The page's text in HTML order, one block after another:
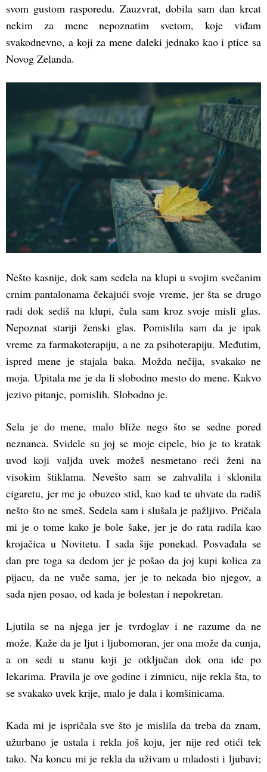
svom gustom rasporedu. Zauzvrat, dobila sam dan krcat
nekim za mene nepoznatim svetom, koje viđam
svakodnevno, a koji za mene daleki jednako kao i ptice sa
Novog Zelanda.
Nešto kasnije, dok sam sedela na klupi u svojim svečanim
crnim pantalonama čekajući svoje vreme, jer šta se drugo
radi dok sediš na klupi, čula sam kroz svoje misli glas.
Nepoznat stariji ženski glas. Pomislila sam da je ipak
vreme za farmakoterapiju, a ne za psihoterapiju. Međutim,
ispred mene je stajala baka. Možda nečija, svakako ne
moja. Upitala me je da li slobodno mesto do mene. Kakvo
jezivo pitanje, pomislih. Slobodno je.
Sela je do mene, malo bliže nego što se sedne pored
neznanca. Svidele su joj se moje cipele, bio je to kratak
uvod koji valjda uvek možeš nesmetano reći ženi na
visokim štiklama. Nevešto sam se zahvalila i sklonila
cigaretu, jer me je obuzeo stid, kao kad te uhvate da radiš
nešto što ne smeš. Sedela sam i slušala je pažljivo. Pričala
mi je o tome kako je bole šake, jer je do rata radila kao
krojačica u Novitetu. I sada šije ponekad. Posvađala se
dan pre toga sa dedom jer je pošao da joj kupi kolica za
pijacu, da ne vuče sama, jer je to nekada bio njegov, a
sada njen posao, od kada je bolestan i nepokretan.
Ljutila se na njega jer je tvrdoglav i ne razume da ne
može. Kaže da je ljut i ljubomoran, jer ona može da cunja,
a on sedi u stanu koji je otključan dok ona ide po
lekarima. Pravila je ove godine i zimnicu, nije rekla šta, to
se svakako uvek krije, malo je dala i komšinicama.
Kada mi je ispričala sve što je mislila da treba da znam,
užurbano je ustala i rekla još koju, jer nije red otići tek
tako. Na koncu mi je rekla da uživam u mladosti i ljubavi;